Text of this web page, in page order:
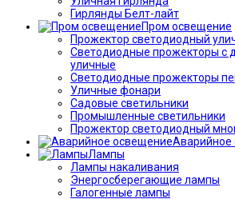
Гирлянды Белт-лайт
Пром освещение
Прожектор светодиодный
Светодиодные прожекторы с
уличные
Светодиодные прожекторы
Уличные фонари
Садовые светильники
Промышленные светильники
Прожектор светодиодный
Аварийное
Лампы
Лампы накаливания
Энергосберегающие лампы
Галогенные лампы